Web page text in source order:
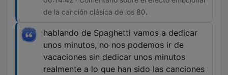
de la canción clásica de los 80.
hablando de Spaghetti vamos a dedicar
unos minutos, no nos podemos ir de
vacaciones sin dedicar unos minutos
realmente a lo que han sido las canciones